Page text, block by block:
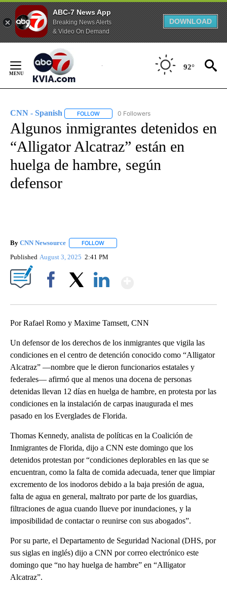
ABC-7 News App
Breaking News Alerts
& Video On Demand
DOWNLOAD
Content
92°
CNN - Spanish FOLLOW FOLLOW "CNN - SPANISH" TO RECEIVE
0 Followers
Algunos inmigrantes detenidos en
“Alligator Alcatraz” están en
huelga de hambre, según
defensor
By CNN Newsource FOLLOW
Published August 3, 2025 2:41 PM
Por Rafael Romo y Maxime Tamsett, CNN
Un defensor de los derechos de los inmigrantes que vigila las
condiciones en el centro de detención conocido como “Alligator
Alcatraz” —nombre que le dieron funcionarios estatales y
federales— afirmó que al menos una docena de personas
detenidas llevan 12 días en huelga de hambre, en protesta por las
condiciones en la instalación de carpas inaugurada el mes
pasado en los Everglades de Florida.
Thomas Kennedy, analista de políticas en la Coalición de
Inmigrantes de Florida, dijo a CNN este domingo que los
detenidos protestan por “condiciones deplorables en las que se
encuentran, como la falta de comida adecuada, tener que limpiar
excremento de los inodoros debido a la baja presión de agua,
falta de agua en general, maltrato por parte de los guardias,
filtraciones de agua cuando llueve por inundaciones, y la
imposibilidad de contactar o reunirse con sus abogados”.
Por su parte, el Departamento de Seguridad Nacional (DHS, por
sus siglas en inglés) dijo a CNN por correo electrónico este
domingo que “no hay huelga de hambre” en “Alligator
Alcatraz”.